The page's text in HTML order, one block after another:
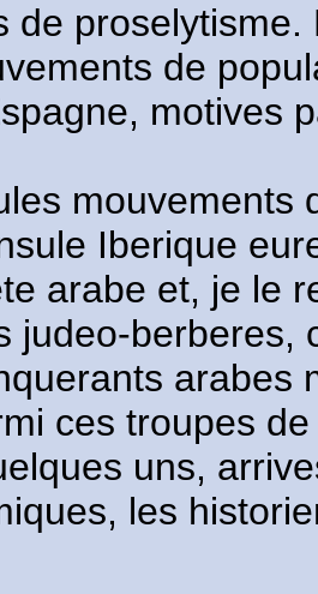
de
de
motives
mouvements
Iberique
arabe et, je le
judeo-berberes,
arabes
ces troupes
uns,
les